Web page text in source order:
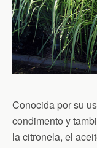
Conocida por su
condimento y
la citronela, el